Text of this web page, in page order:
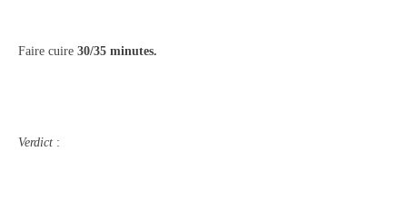
Faire cuire 30/35 minutes.
Verdict :